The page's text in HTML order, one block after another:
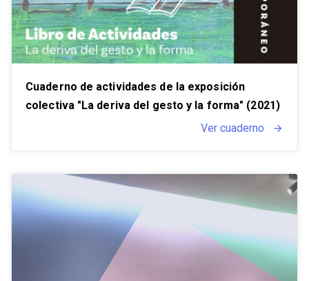
Cuaderno de actividades de la exposición
colectiva "La deriva del gesto y la forma" (2021)
Ver cuaderno
arrow_forward